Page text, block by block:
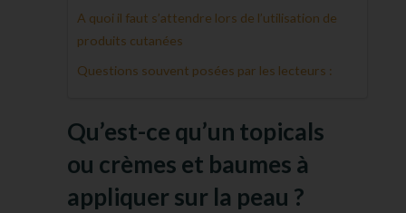
A quoi il faut s’attendre lors de l’utilisation de
produits cutanées
Questions souvent posées par les lecteurs :
Qu’est-ce qu’un topicals
ou crèmes et baumes à
appliquer sur la peau ?